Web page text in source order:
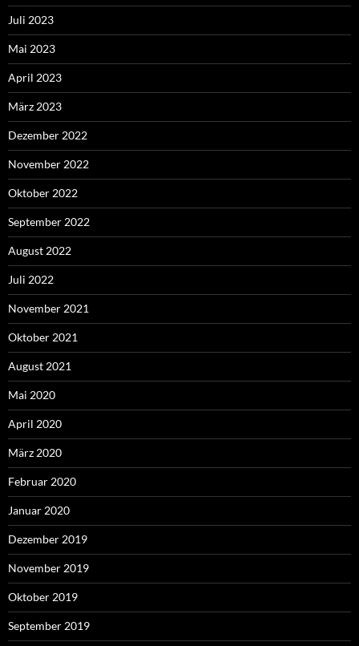
Juli 2023
Mai 2023
April 2023
März 2023
Dezember 2022
November 2022
Oktober 2022
September 2022
August 2022
Juli 2022
November 2021
Oktober 2021
August 2021
Mai 2020
April 2020
März 2020
Februar 2020
Januar 2020
Dezember 2019
November 2019
Oktober 2019
September 2019